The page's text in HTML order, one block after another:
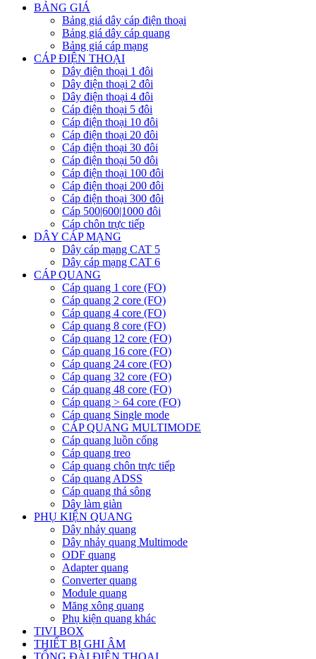
BẢNG GIÁ
Bảng giá dây cáp điện thoại
Bảng giá dây cáp quang
Bảng giá cáp mạng
CÁP ĐIỆN THOẠI
Dây điện thoại 1 đôi
Dây điện thoại 2 đôi
Dây điện thoại 4 đôi
Cáp điện thoại 5 đôi
Cáp điện thoại 10 đôi
Cáp điện thoại 20 đôi
Cáp điện thoại 30 đôi
Cáp điện thoại 50 đôi
Cáp điện thoại 100 đôi
Cáp điện thoại 200 đôi
Cáp điện thoại 300 đôi
Cáp 500|600|1000 đôi
Cáp chôn trực tiếp
DÂY CÁP MẠNG
Dây cáp mạng CAT 5
Dây cáp mạng CAT 6
CÁP QUANG
Cáp quang 1 core (FO)
Cáp quang 2 core (FO)
Cáp quang 4 core (FO)
Cáp quang 8 core (FO)
Cáp quang 12 core (FO)
Cáp quang 16 core (FO)
Cáp quang 24 core (FO)
Cáp quang 32 core (FO)
Cáp quang 48 core (FO)
Cáp quang > 64 core (FO)
Cáp quang Single mode
CÁP QUANG MULTIMODE
Cáp quang luồn cống
Cáp quang treo
Cáp quang chôn trực tiếp
Cáp quang ADSS
Cáp quang thả sông
Dây làm giàn
PHỤ KIỆN QUANG
Dây nhảy quang
Dây nhảy quang Multimode
ODF quang
Adapter quang
Converter quang
Module quang
Măng xông quang
Phụ kiện quang khác
TIVI BOX
THIẾT BỊ GHI ÂM
TỔNG ĐÀI ĐIỆN THOẠI